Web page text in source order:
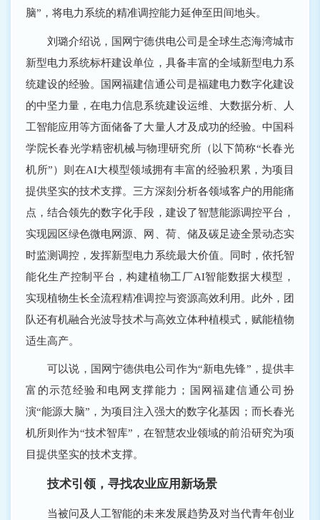
脑”，将电力系统的精准调控能力延伸至田间地头。
刘璐介绍说，国网宁德供电公司是全球生态海湾城市
新型电力系统标杆建设单位，具备丰富的全域新型电力系
统建设的经验。国网福建信通公司是福建电力数字化建设
的中坚力量，在电力信息系统建设运维、大数据分析、人
工智能应用等方面储备了大量人才及成功的经验。中国科
学院长春光学精密机械与物理研究所（以下简称“长春光
机所”）则在AI大模型领域拥有丰富的经验积累，为项目
提供坚实的技术支撑。三方深刻分析各领域客户的用能痛
点，结合领先的数字化手段，建设了智慧能源调控平台，
实现园区绿色微电网源、网、荷、储及碳足迹全景动态实
时监测调控，发挥新型电力系统最大价值。同时，依托智
能化生产控制平台，构建植物工厂AI智能数据大模型，
实现植物生长全流程精准调控与资源高效利用。此外，团
队还有机融合光波导技术与高效立体种植模式，赋能植物
适生高产。
可以说，国网宁德供电公司作为“新电先锋”，提供丰
富的示范经验和电网支撑能力；国网福建信通公司扮
演“能源大脑”，为项目注入强大的数字化基因；而长春光
机所则作为“技术智库”，在智慧农业领域的前沿研究为项
目提供坚实的技术支撑。
技术引领，寻找农业应用新场景
当被问及人工智能的未来发展趋势及对当代青年创业